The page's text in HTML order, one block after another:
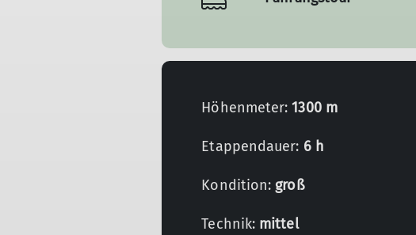
Höhenmeter:1300 m
Etappendauer: 6 h
Kondition: groß
Technik: mittel